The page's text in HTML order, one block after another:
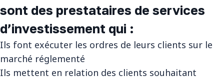
sont des prestataires de services
d’investissement qui :
Ils font exécuter les ordres de leurs clients sur le
marché réglementé
Ils mettent en relation des clients souhaitant